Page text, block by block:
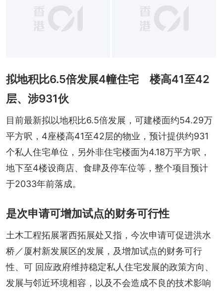
拟地积比6.5倍发展4幢住宅 楼高41至42
层、涉931伙
目前最新拟以地积比6.5倍发展，可建楼面约54.29万
平方呎，4座楼高41至42层的物业，预计提供约931
个私人住宅单位，另外非住宅楼面为4.18万平方呎，
地下至4楼设商店、食肆及停车位等，整个项目预计
于2033年前落成。
是次申请可增加试点的财务可行性
土木工程拓展署西拓展处又指，今次申请可促进洪水
桥／厦村新发展区的发展，及增加试点的财务可行
性、可 回应政府维持稳定私人住宅发展的政策方向、
发展与邻近环境相容，以及不会造成不良的技术影响